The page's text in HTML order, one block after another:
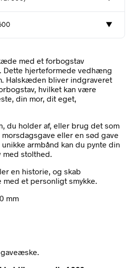
▼
med et forbogstav
hjerteformede vedhæng
Halskæden bliver indgraveret
hvilket kan være
din mor, dit eget,
du holder af, eller brug det som
eller en sød gave
armbånd kan du pynte din
stolthed.
en historie, og skab
et personligt smykke.
mm